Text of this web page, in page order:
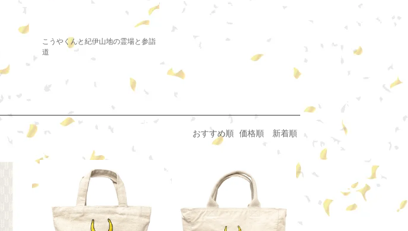
こうやくんと紀伊山地の霊場と参詣
道
おすすめ順 価格順 新着順